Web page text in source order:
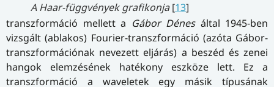
A Haar-függvények grafikonja[13]
transzformáció mellett a Gábor Dénesáltal 1945-ben
vizsgált (ablakos) Fourier-transzformáció (azóta Gábor-
transz­for­má­ci­ó­nak nevezett eljárás) a beszéd és zenei
hangok elemzésének hatékony eszköze lett. Ez a
transzformáció a waveletek egy másik típusának